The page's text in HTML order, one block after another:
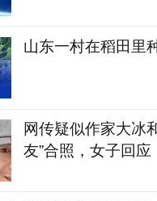
山东一村在稻田里
网传疑似作家大冰
友”合照，女子回应